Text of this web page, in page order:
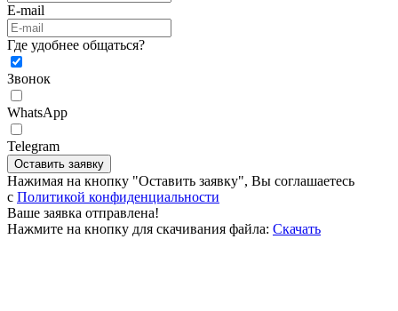
E-mail
Где удобнее общаться?
Звонок
WhatsApp
Telegram
Оставить заявку
Нажимая на кнопку "Оставить заявку", Вы соглашаетесь
c Политикой конфиденциальности
Ваше заявка отправлена!
Нажмите на кнопку для скачивания файла: Скачать